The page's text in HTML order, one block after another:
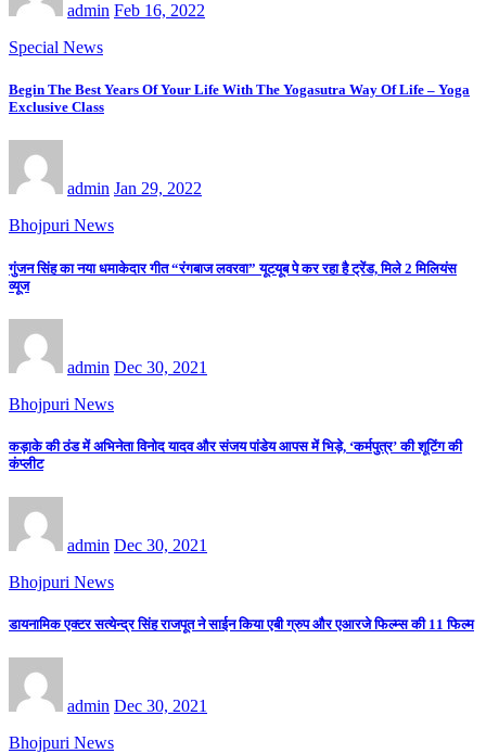
admin Feb 16, 2022
Special News
Begin The Best Years Of Your Life With The Yogasutra Way Of Life – Yoga
Exclusive Class
admin Jan 29, 2022
Bhojpuri News
गुंजन सिंह का नया धमाकेदार गीत “रंगबाज लवरवा” यूटयूब पे कर रहा है ट्रेंड, मिले 2 मिलियंस
व्यूज
admin Dec 30, 2021
Bhojpuri News
कड़ाके की ठंड में अभिनेता विनोद यादव और संजय पांडेय आपस में भिड़े, ‘कर्मपुत्र’ की शूटिंग की
कंप्लीट
admin Dec 30, 2021
Bhojpuri News
डायनामिक एक्टर सत्येन्द्र सिंह राजपूत ने साईन किया एबी ग्रुप और एआरजे फिल्म्स की 11 फिल्म
admin Dec 30, 2021
Bhojpuri News